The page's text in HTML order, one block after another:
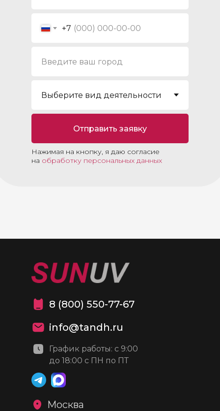
+7
Отправить заявку
Нажимая на кнопку, я даю согласие
на обработку персональных данных
Москва
8 (800) 550-77-67
info@tandh.ru
График работы: с 9:00
до 18:00 с ПН по ПТ